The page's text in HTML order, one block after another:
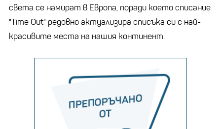
света се намират в Европа, поради което списание
"Time Out" редовно актуализира списъка си с най-
красивите места на нашия континент.